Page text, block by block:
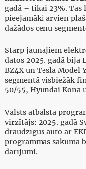
gadā – tikai 23%.
pieejamāki arvien
dažādos cenu
Starp jaunajiem
datos 2025. gadā bija
BZ4X un Tesla Model
segmentā visbiežāk
50/55, Hyundai Kona
Valsts atbalsta
virzītājs: 2025. gadā
draudzīgus auto ar
programmas sākuma
darījumi.